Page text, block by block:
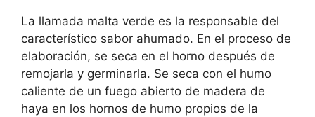
La llamada malta verde es la responsable del
característico sabor ahumado. En el proceso de
elaboración, se seca en el horno después de
remojarla y germinarla. Se seca con el humo
caliente de un fuego abierto de madera de
haya en los hornos de humo propios de la